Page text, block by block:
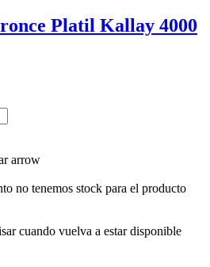
Platil Kallay 4000
no tenemos stock para el producto
cuando vuelva a estar disponible